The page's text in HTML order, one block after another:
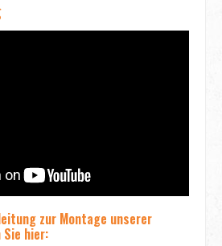
zur Montage unserer
Sie hier: